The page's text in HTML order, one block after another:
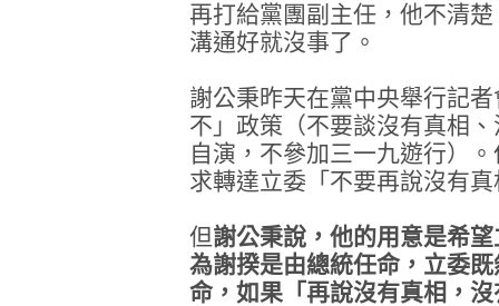
再打給黨團副主任，他不清
溝通好就沒事了。
謝公秉昨天在黨中央舉行記
不」政策（不要談沒有真相
自演，不參加三一九遊行）
求轉達立委「不要再說沒有
但謝公秉說，他的用意是希
為謝揆是由總統任命，立委
命，如果「再說沒有真相，